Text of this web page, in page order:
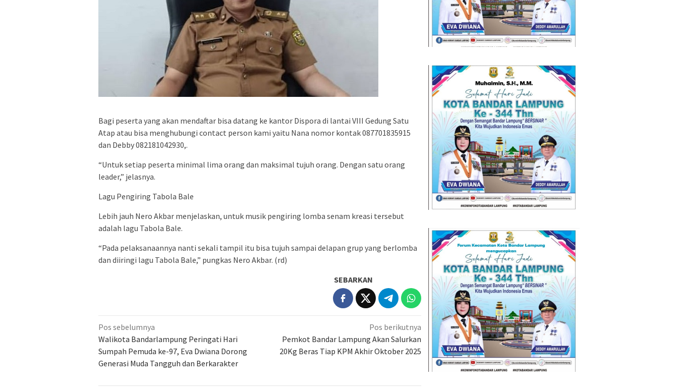
Bagi peserta yang akan mendaftar bisa datang ke kantor Dispora di lantai VIII Gedung Satu
Atap atau bisa menghubungi contact person kami yaitu Nana nomor kontak 087701835915
dan Debby 082181042930,.
“Untuk setiap peserta minimal lima orang dan maksimal tujuh orang. Dengan satu orang
leader,” jelasnya.
Lagu Pengiring Tabola Bale
Lebih jauh Nero Akbar menjelaskan, untuk musik pengiring lomba senam kreasi tersebut
adalah lagu Tabola Bale.
“Pada pelaksanaannya nanti sekali tampil itu bisa tujuh sampai delapan grup yang berlomba
dan diiringi lagu Tabola Bale,” pungkas Nero Akbar. (rd)
SEBARKAN
Navigasi
pos
Pos sebelumnya
Walikota Bandarlampung Peringati Hari
Sumpah Pemuda ke-97, Eva Dwiana Dorong
Generasi Muda Tangguh dan Berkarakter
Pos berikutnya
Pemkot Bandar Lampung Akan Salurkan
20Kg Beras Tiap KPM Akhir Oktober 2025